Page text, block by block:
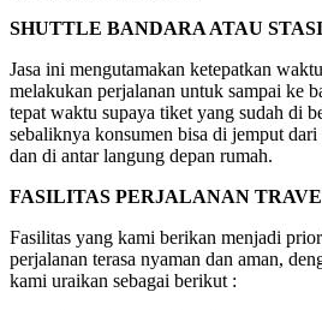
SHUTTLE BANDARA ATAU
Jasa ini mengutamakan ketepatkan
melakukan perjalanan untuk sampai ke
tepat waktu supaya tiket yang sudah di
sebaliknya konsumen bisa di jemput dari
dan di antar langung depan rumah.
FASILITAS PERJALANAN
Fasilitas yang kami berikan menjadi
perjalanan terasa nyaman dan aman,
kami uraikan sebagai berikut :